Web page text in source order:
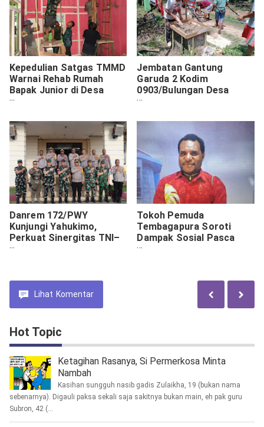
Kepedulian Satgas TMMD
Warnai Rehab Rumah
Bapak Junior di Desa
Luso
Jembatan Gantung
Garuda 2 Kodim
0903/Bulungan Desa
Tanjung Agung Masuki
Danrem 172/PWY
Kunjungi Yahukimo,
Perkuat Sinergitas TNI–
Polri dan Stabilitas
Tokoh Pemuda
Tembagapura Soroti
Dampak Sosial Pasca
Operasi Penindakan di
Lihat Komentar
Hot Topic
Ketagihan Rasanya, Si Permerkosa Minta
Nambah
Kasihan sungguh nasib gadis Zulaikha, 19 (bukan nama
sebenarnya). Digauli paksa sekali saja sakitnya bukan main, eh pak guru
Subron, 42 (...